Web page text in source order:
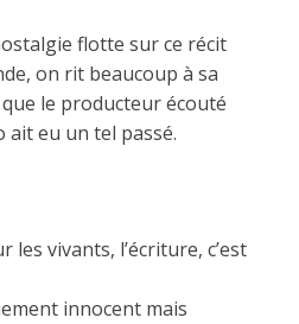
flotte sur ce récit
on rit beaucoup à sa
le producteur écouté
ait eu un tel passé.
les vivants, l’écriture, c’est
innocent mais